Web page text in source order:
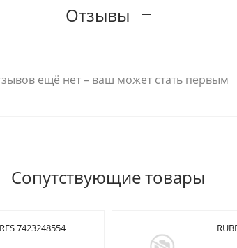
Отзывы
ещё нет – ваш может стать первым
Сопутствующие товары
7423248554